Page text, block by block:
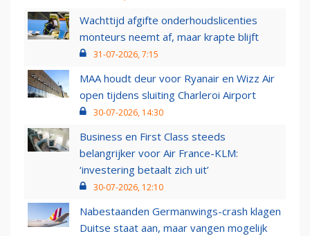
Wachttijd afgifte onderhoudslicenties
monteurs neemt af, maar krapte blijft
31-07-2026, 7:15
MAA houdt deur voor Ryanair en Wizz Air
open tijdens sluiting Charleroi Airport
30-07-2026, 14:30
Business en First Class steeds
belangrijker voor Air France-KLM:
‘investering betaalt zich uit’
30-07-2026, 12:10
Nabestaanden Germanwings-crash klagen
Duitse staat aan, maar vangen mogelijk